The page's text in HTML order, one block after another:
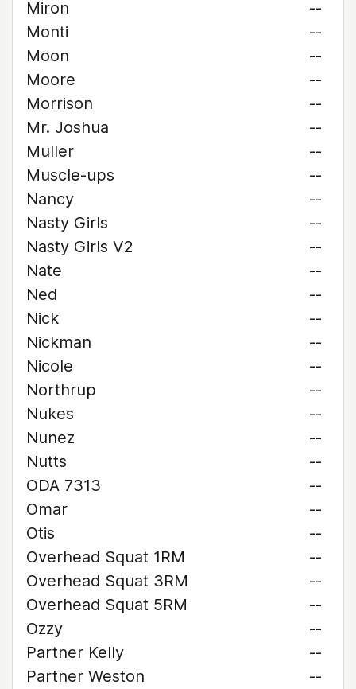
Miron
--
Monti
--
Moon
--
Moore
--
Morrison
--
Mr. Joshua
--
Muller
--
Muscle-ups
--
Nancy
--
Nasty Girls
--
Nasty Girls V2
--
Nate
--
Ned
--
Nick
--
Nickman
--
Nicole
--
Northrup
--
Nukes
--
Nunez
--
Nutts
--
ODA 7313
--
Omar
--
Otis
--
Overhead Squat 1RM
--
Overhead Squat 3RM
--
Overhead Squat 5RM
--
Ozzy
--
Partner Kelly
--
Partner Weston
--